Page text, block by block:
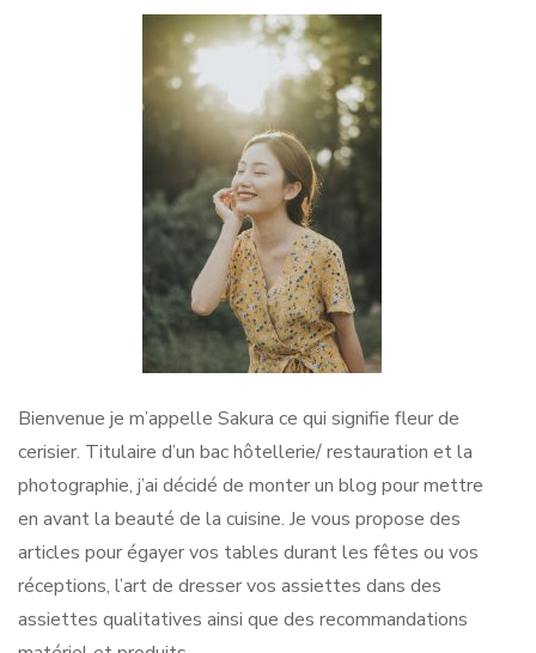
Bienvenue je m’appelle Sakura ce qui signifie fleur de
cerisier. Titulaire d’un bac hôtellerie/ restauration et la
photographie, j’ai décidé de monter un blog pour mettre
en avant la beauté de la cuisine. Je vous propose des
articles pour égayer vos tables durant les fêtes ou vos
réceptions, l’art de dresser vos assiettes dans des
assiettes qualitatives ainsi que des recommandations